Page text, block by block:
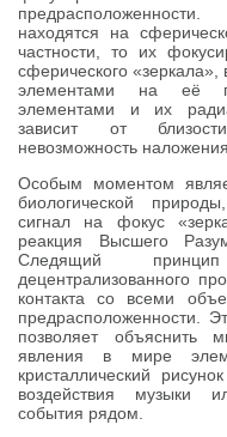
находятся на
частности, то их
сферического «зеркала»,
элементами на её
элементами и их
зависит от
невозможность
Особым моментом
биологической
сигнал на фокус
реакция Высшего
Следящий
децентрализованного
контакта со всеми
предрасположенности.
позволяет объяснить
явления в мире
кристаллический
воздействия музыки
события рядом.